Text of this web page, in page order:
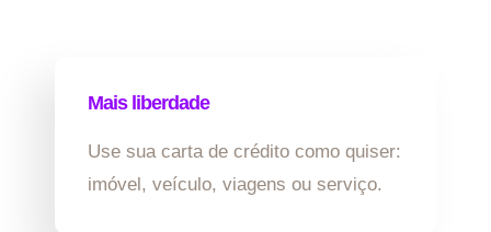
Mais liberdade
Use sua carta de crédito como quiser:
imóvel, veículo, viagens ou serviço.